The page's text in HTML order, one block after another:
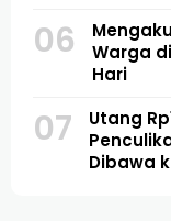
06
Warga
Hari
07
Utang
Dibawa